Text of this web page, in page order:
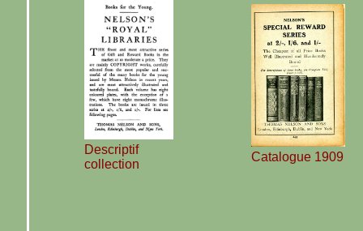
Descriptif
collection
Catalogue 1909